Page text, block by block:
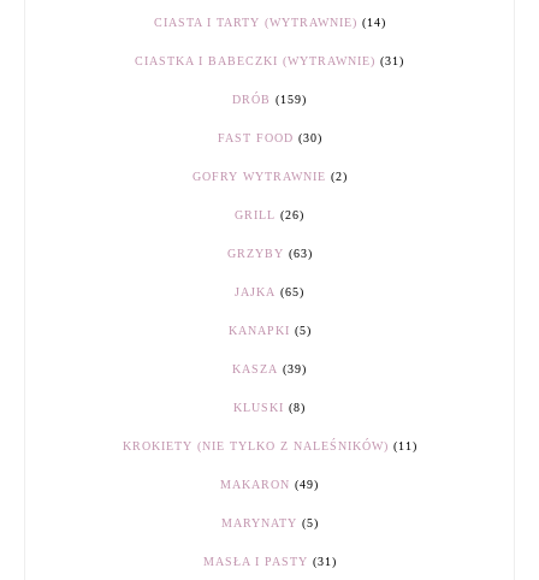
CIASTA I TARTY (WYTRAWNIE) (14)
CIASTKA I BABECZKI (WYTRAWNIE) (31)
DRÓB (159)
FAST FOOD (30)
GOFRY WYTRAWNIE (2)
GRILL (26)
GRZYBY (63)
JAJKA (65)
KANAPKI (5)
KASZA (39)
KLUSKI (8)
KROKIETY (NIE TYLKO Z NALEŚNIKÓW) (11)
MAKARON (49)
MARYNATY (5)
MASŁA I PASTY (31)